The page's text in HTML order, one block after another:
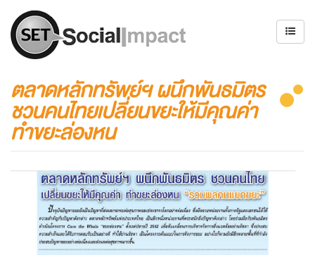
ตลาดหลักทรัพย์ฯ ผนึกพันธมิตร
ชวนคนไทยเปลี่ยนขยะให้มีคุณค่า
ทำขยะล่องหน